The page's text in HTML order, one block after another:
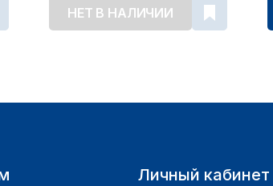
НЕТ В НАЛИЧИИ
Личный кабинет